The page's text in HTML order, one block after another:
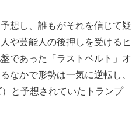
想し、誰もがそれを信じて疑
や芸能人の後押しを受けるヒ
であった「ラストベルト」オ
なかで形勢は一気に逆転し、
と予想されていたトランプ